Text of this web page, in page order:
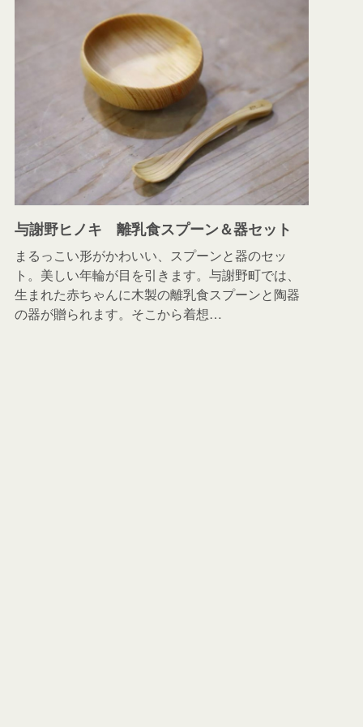
与謝野ヒノキ 離乳食スプーン＆器セット
まるっこい形がかわいい、スプーンと器のセッ
ト。美しい年輪が目を引きます。与謝野町では、
生まれた赤ちゃんに木製の離乳食スプーンと陶器
の器が贈られます。そこから着想…